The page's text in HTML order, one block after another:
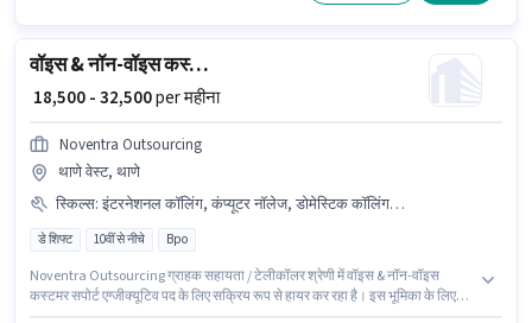
वॉइस & नॉन-वॉइस कस्टमर सपोर्ट एग्जीक्यूटिव
₹ 18,500 - 32,500per महीना
Noventra Outsourcing
थाणे वेस्ट, थाणे
स्किल्स: इंटरनेशनल कॉलिंग, कंप्यूटर नॉलेज, डोमेस्टिक कॉलिंग, नॉन-वॉयस/चैट प्रोसेस
डे शिफ्ट 10वीं से नीचे Bpo
Noventra Outsourcing ग्राहक सहायता / टेलीकॉलर श्रेणी में वॉइस & नॉन-वॉइस
कस्टमर सपोर्ट एग्जीक्यूटिव पद के लिए सक्रिय रूप से हायर कर रहा है। इस भूमिका के लिए